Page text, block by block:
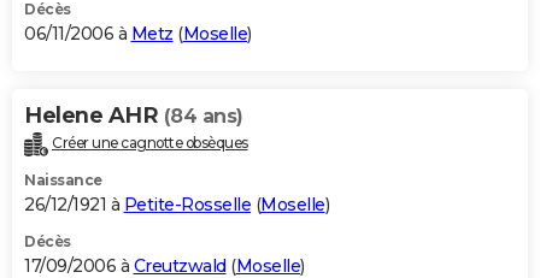
Décès
06/11/2006 à Metz (Moselle)
Helene AHR (84 ans)
Créer une cagnotte obsèques
Naissance
26/12/1921 à Petite-Rosselle (Moselle)
Décès
17/09/2006 à Creutzwald (Moselle)